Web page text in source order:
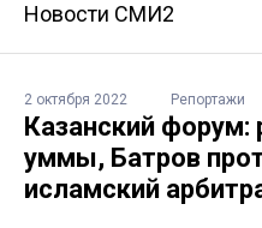
Новости СМИ2
2 октября 2022 Репортажи
Казанский форум:
уммы, Батров
исламский